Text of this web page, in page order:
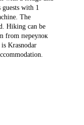
guests with 1
The
Hiking can be
from переулок
Krasnodar